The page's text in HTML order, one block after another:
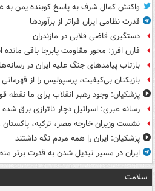
واکنش کمال شرف به پاسخ کوبنده یمن به
قدرت نظامی ایران فراتر از برآوردها
دستگیری قاضی قلابی در مازندران
فارن افرز: محور مقاومت پابرجا باقی
بازتاب پیامدهای جنگ علیه ایران در
بازیکنان بی‌کیفیت، پرسپولیس را از قهرمانی
پزشکیان: وجود رهبر انقلاب برای ما نقطه
رسانه عبری: اسرائیل دچار ناترازی برق
نشست وزیران خارجه مصر، ترکیه،
پزشکیان: ایران را همه مردم نگه داشتند
ایران در مسیر تبدیل شدن به قدرت برتر
سلامت